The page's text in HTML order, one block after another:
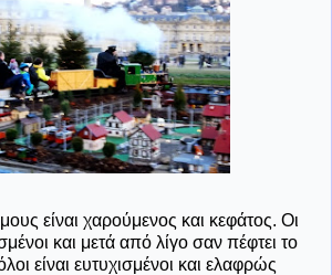
είναι χαρούμενος και κεφάτος. Οι
και μετά από λίγο σαν πέφτει το
είναι ευτυχισμένοι και ελαφρώς